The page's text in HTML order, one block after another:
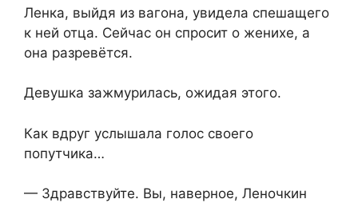
Ленка, выйдя из вагона, увидела спешащего
к ней отца. Сейчас он спросит о женихе, а
она разревётся.
Девушка зажмурилась, ожидая этого.
Как вдруг услышала голос своего
попутчика…
— Здравствуйте. Вы, наверное, Леночкин